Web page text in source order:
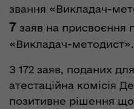
звання «Викладач-
7 заяв на присвоєння
«Викладач-методист».
З 172 заяв, поданих
атестаційна комісія
позитивне рішення